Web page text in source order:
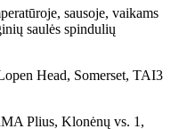
sausoje, vaikams
saulės spindulių
Head, Somerset, TAI3
Plius, Klonėnų vs. 1,